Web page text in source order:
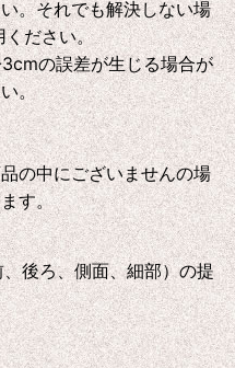
。それでも解決しない場
ください。
の誤差が生じる場合が
。
の中にございませんの場
す。
後ろ、側面、細部）の提